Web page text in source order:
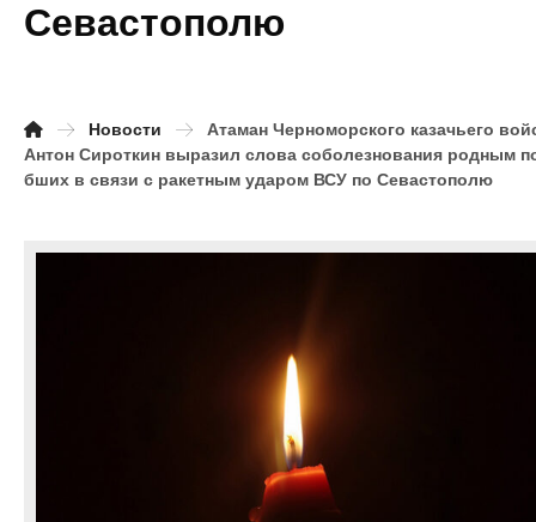
Севастополю
Новости
Атаман Черноморского казачьего
Антон Сироткин выразил слова соболезнования родным
бших в связи с ракетным ударом ВСУ по Севастополю